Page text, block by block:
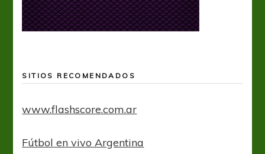
SITIOS RECOMENDADOS
www.flashscore.com.ar
Fútbol en vivo Argentina